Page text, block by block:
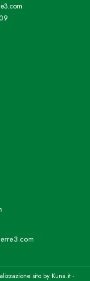
sito by Kuna.it-